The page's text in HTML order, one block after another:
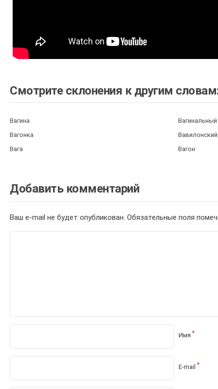
Смотрите склонения к другим
Вагина
Вагинальный
Вагонка
Вавилонский
Вага
Вагон
Добавить комментарий
Ваш e-mail не будет опубликован. Обязательные поля
Имя *
E-mail *